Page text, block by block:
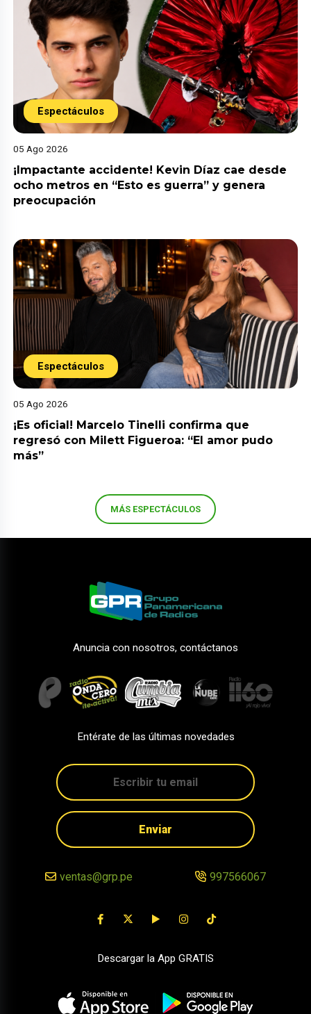
Espectáculos
05 Ago 2026
¡Impactante accidente! Kevin Díaz cae desde
ocho metros en “Esto es guerra” y genera
preocupación
Espectáculos
05 Ago 2026
¡Es oficial! Marcelo Tinelli confirma que
regresó con Milett Figueroa: “El amor pudo
más”
MÁS ESPECTÁCULOS
Anuncia con nosotros, contáctanos
Entérate de las últimas novedades
Enviar
ventas@grp.pe 997566067
Descargar la App GRATIS